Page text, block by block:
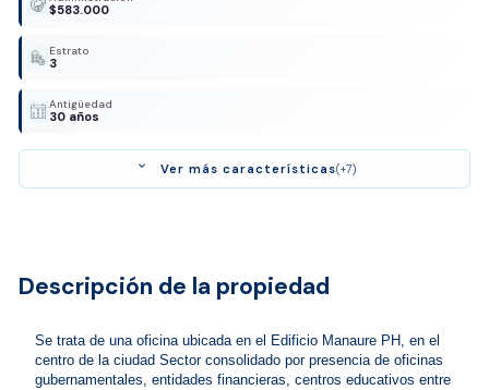
$583.000
Estrato
3
Antigüedad
30 años
expand_more Ver más características(+7)
Descripción de la propiedad
Se trata de una oficina ubicada en el Edificio Manaure PH, en el
centro de la ciudad Sector consolidado por presencia de oficinas
gubernamentales, entidades financieras, centros educativos entre